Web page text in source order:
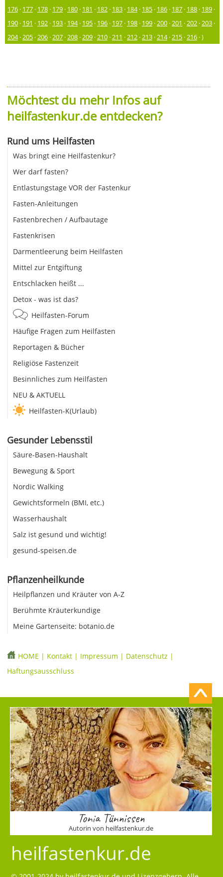
176 · 177 · 178 · 179 · 180 · 181 · 182 · 183 · 184· 185 · 186 · 187 · 188 · 189 ·
190 · 191 · 192 · 193 · 194· 195 · 196 · 197 · 198 · 199 ·200 ·201 ·202 ·203 ·
204·205 ·206 ·207 ·208 ·209 ·210 ·211 ·212 ·213 ·214·215 ·216 · )
Möchtest du mehr Infos auf
heilfastenkur.de entdecken?
Rund ums Heilfasten
Was bringt eine Heilfastenkur?
Wer darf fasten?
Entlastungstage VOR der Fastenkur
Fasten-Anleitungen
Fastenbrechen / Aufbautage
Fastenkrisen
Darmentleerung beim Heilfasten
Mittel zur Entgiftung
Entschlacken heißt ...
Detox - was ist das?
Heilfasten-Forum
Häufige Fragen zum Heilfasten
Reportagen & Bücher
Religiöse Fastenzeit
Besinnliches zum Heilfasten
NEU & AKTUELL
Heilfasten-K(Urlaub)
Gesunder Lebensstil
Säure-Basen-Haushalt
Bewegung & Sport
Nordic Walking
Gewichtsformeln (BMI, etc.)
Wasserhaushalt
Salz ist gesund und wichtig!
gesund-speisen.de
Pflanzenheilkunde
Heilpflanzen und Kräuter von A-Z
Berühmte Kräuterkundige
Meine Gartenseite: botanio.de
HOME | Kontakt | Impressum | Datenschutz |
Haftungsausschluss
Tonia Tünnissen
Autorin von heilfastenkur.de
heilfastenkur.de